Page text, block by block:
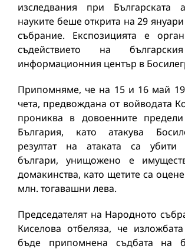
изследвания при Българската
науките беше открита на 29
събрание. Експозицията е
съдействието на
информационния център в
Припомняме, че на 15 и 16 май
чета, предвождана от войводата
прониква в довоенните
България, като атакува
резултат на атаката са
българи, унищожено е
домакинства, като щетите са
млн. тогавашни лева.
Председателят на Народното
Киселова отбеляза, че
бъде припомнена съдбата на